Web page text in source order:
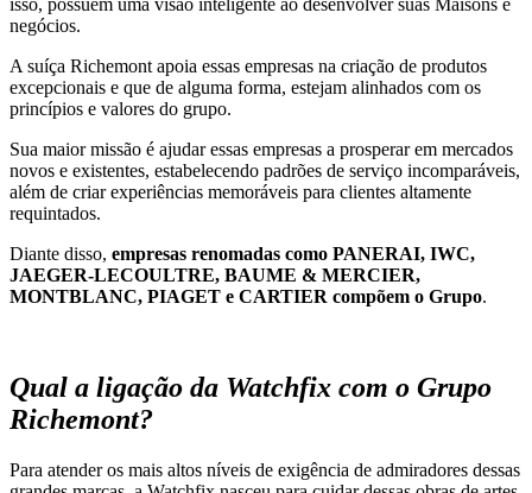
isso, possuem uma visão inteligente ao desenvolver suas Maisons e
negócios.
A suíça Richemont apoia essas empresas na criação de produtos
excepcionais e que de alguma forma, estejam alinhados com os
princípios e valores do grupo.
Sua maior missão é ajudar essas empresas a prosperar em mercados
novos e existentes, estabelecendo padrões de serviço incomparáveis,
além de criar experiências memoráveis para clientes altamente
requintados.
Diante disso, empresas renomadas como PANERAI, IWC,
JAEGER-LECOULTRE, BAUME & MERCIER,
MONTBLANC, PIAGET e CARTIER compõem o Grupo.
Qual a ligação da Watchfix com o Grupo
Richemont?
Para atender os mais altos níveis de exigência de admiradores dessas